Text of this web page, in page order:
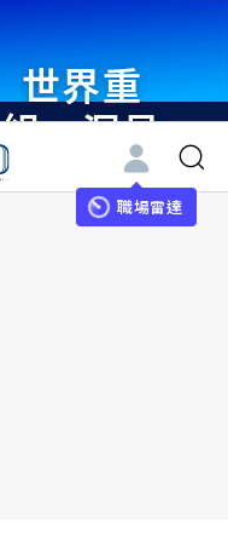
世界重
組・洞見
未來 與
世界領袖
職場雷達